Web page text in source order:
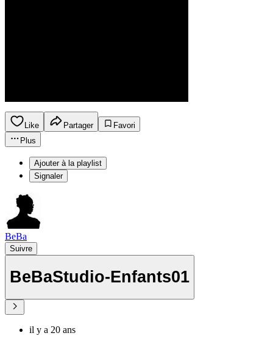
Like Partager
Favori
Plus
Ajouter à la playlist
Signaler
BeBa
Suivre
BeBaStudio-Enfants01
il y a 20 ans